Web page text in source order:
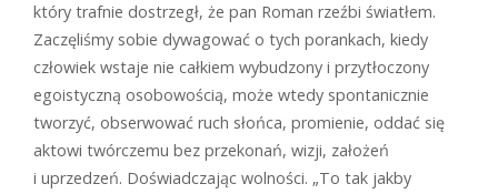
który trafnie dostrzegł, że pan Roman rzeźbi światłem.
Zaczęliśmy sobie dywagować o tych porankach, kiedy
człowiek wstaje nie całkiem wybudzony i przytłoczony
egoistyczną osobowością, może wtedy spontanicznie
tworzyć, obserwować ruch słońca, promienie, oddać się
aktowi twórczemu bez przekonań, wizji, założeń
i uprzedzeń. Doświadczając wolności. „To tak jakby